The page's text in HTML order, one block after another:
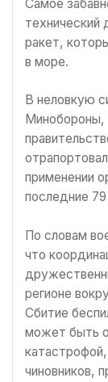
Самое
технический
ракет,
в море.
В неловкую
Минобороны,
применении
последние
По словам
что
регионе
Сбитие
может быть
чиновников,